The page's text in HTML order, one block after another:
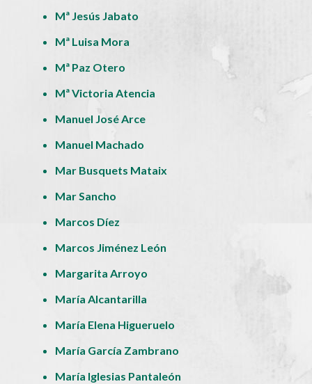
Mª Jesús Jabato
Mª Luisa Mora
Mª Paz Otero
Mª Victoria Atencia
Manuel José Arce
Manuel Machado
Mar Busquets Mataix
Mar Sancho
Marcos Díez
Marcos Jiménez León
Margarita Arroyo
María Alcantarilla
María Elena Higueruelo
María García Zambrano
María Iglesias Pantaleón